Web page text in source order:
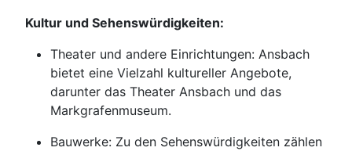
Kultur und Sehenswürdigkeiten:
Theater und andere Einrichtungen: Ansbach
bietet eine Vielzahl kultureller Angebote,
darunter das Theater Ansbach und das
Markgrafenmuseum.
Bauwerke: Zu den Sehenswürdigkeiten zählen